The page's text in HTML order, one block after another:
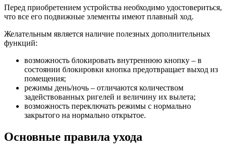
Перед приобретением устройства необходимо удостовериться,
что все его подвижные элементы имеют плавный ход.
Желательным является наличие полезных дополнительных
функций:
возможность блокировать внутреннюю кнопку – в
состоянии блокировки кнопка предотвращает выход из
помещения;
режимы день/ночь – отличаются количеством
задействованных ригелей и величину их вылета;
возможность переключать режимы с нормально
закрытого на нормально открытое.
Основные правила ухода